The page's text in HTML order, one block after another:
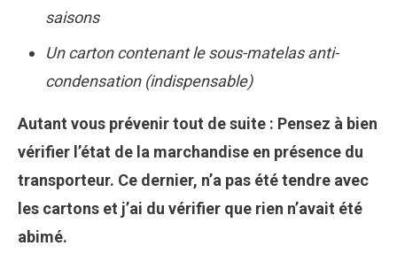
saisons
Un carton contenant le sous-matelas anti-
condensation (indispensable)
Autant vous prévenir tout de suite : Pensez à bien
vérifier l’état de la marchandise en présence du
transporteur. Ce dernier, n’a pas été tendre avec
les cartons et j’ai du vérifier que rien n’avait été
abimé.